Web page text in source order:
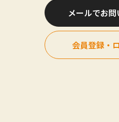
メールでお
会員登録・